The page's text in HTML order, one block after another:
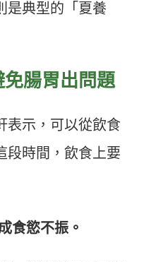
是典型的「夏養
腸胃出問題
表示，可以從飲食
段時間，飲食上要
食慾不振。